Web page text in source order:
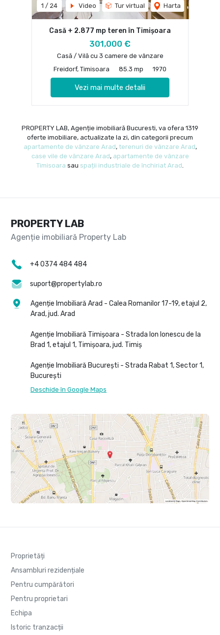
1 / 24 Video Tur virtual Harta
Casă + 2.877 mp teren în Timișoara
301,000 €
Casă / Vilă cu 3 camere de vânzare
Freidorf, Timisoara
85.3 mp 1970
Vezi mai multe detalii
PROPERTY LAB, Agenție imobiliară Bucuresti, va ofera 1319
oferte imobiliare, actualizate la zi, din categorii precum
apartamente de vânzare Arad, terenuri de vânzare Arad,
case vile de vânzare Arad, apartamente de vânzare
Timisoara sau spații industriale de închiriat Arad
PROPERTY LAB
+4 0374 484 484
suport@propertylab.ro
Agenție Imobiliară Arad - Calea Romanilor 17-19, etajul 2,
Arad, jud. Arad
Agenție Imobiliară Timișoara - Strada Ion Ionescu de la
Brad 1, etajul 1, Timișoara, jud. Timiș
Agenție Imobiliară București - Strada Rabat 1, Sector 1,
București
Deschide în Google Maps
Proprietăți
Ansambluri rezidențiale
Pentru cumpărători
Pentru proprietari
Echipa
Istoric tranzacții